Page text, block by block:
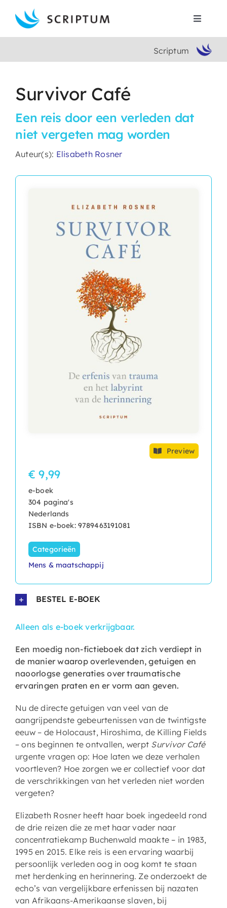
content
Toggle
Boeken
Auteurs
Contact
Search
Scriptum
Survivor Café
Een reis door een verleden dat
niet vergeten mag worden
Auteur(s): Elisabeth Rosner
Preview
€ 9,99
e-boek
304 pagina's
Nederlands
ISBN e-boek: 9789463191081
Categorieën
Mens & maatschappij
BESTEL E-BOEK
Alleen als e-boek verkrijgbaar.
Een moedig non-fictieboek dat zich verdiept in
de manier waarop overlevenden, getuigen en
naoorlogse generaties over traumatische
ervaringen praten en er vorm aan geven.
Nu de directe getuigen van veel van de
aangrijpendste gebeurtenissen van de twintigste
eeuw – de Holocaust, Hiroshima, de Killing Fields
– ons beginnen te ontvallen, werpt Survivor Café
urgente vragen op: Hoe laten we deze verhalen
voortleven? Hoe zorgen we er collectief voor dat
de verschrikkingen van het verleden niet worden
vergeten?
Elizabeth Rosner heeft haar boek ingedeeld rond
de drie reizen die ze met haar vader naar
concentratiekamp Buchenwald maakte – in 1983,
1995 en 2015. Elke reis is een ervaring waarbij
persoonlijk verleden oog in oog komt te staan
met herdenking en herinnering. Ze onderzoekt de
echo’s van vergelijkbare erfenissen bij nazaten
van Afrikaans-Amerikaanse slaven, bij